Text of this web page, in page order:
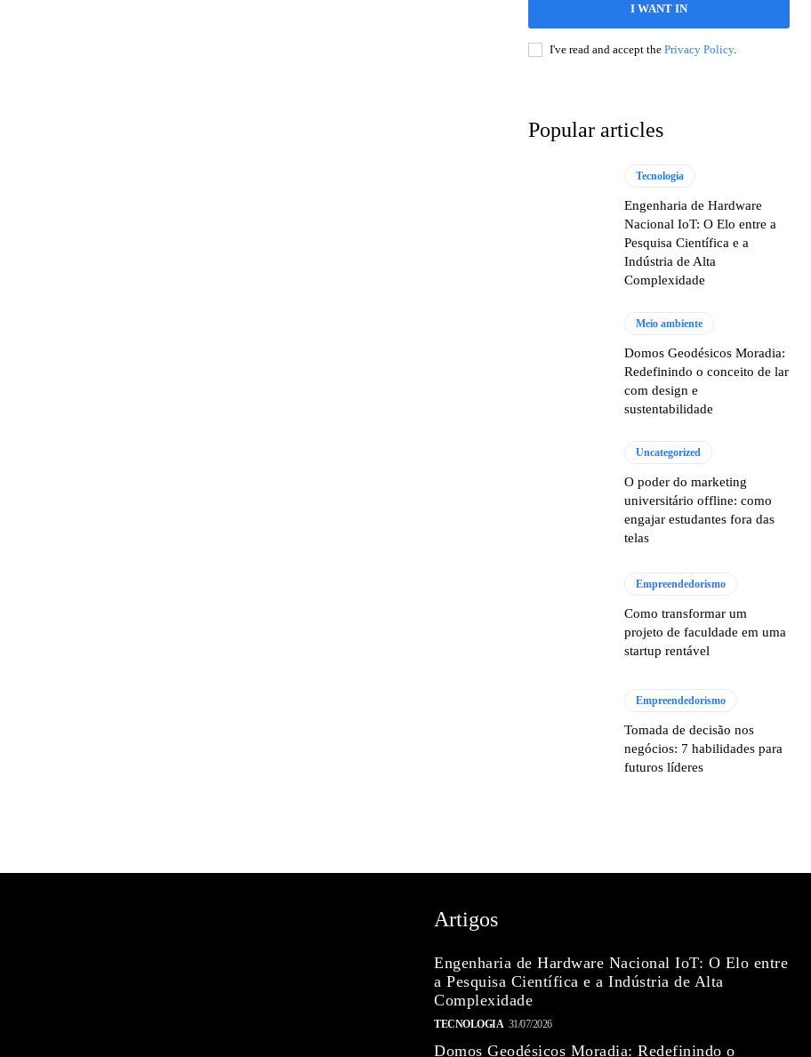
I WANT IN
I've read and accept the Privacy Policy.
Popular articles
Tecnologia
Engenharia de Hardware
Nacional IoT: O Elo entre a
Pesquisa Científica e a
Indústria de Alta
Complexidade
Meio ambiente
Domos Geodésicos Moradia:
Redefinindo o conceito de lar
com design e
sustentabilidade
Uncategorized
O poder do marketing
universitário offline: como
engajar estudantes fora das
telas
Empreendedorismo
Como transformar um
projeto de faculdade em uma
startup rentável
Empreendedorismo
Tomada de decisão nos
negócios: 7 habilidades para
futuros líderes
Artigos
Engenharia de Hardware Nacional IoT: O Elo entre
a Pesquisa Científica e a Indústria de Alta
Complexidade
TECNOLOGIA 31/07/2026
Domos Geodésicos Moradia: Redefinindo o